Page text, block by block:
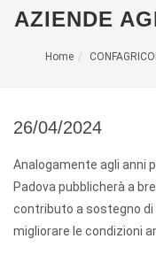
AZIENDE
Home
26/04/2024
Analogamente agli anni
Padova pubblicherà a
contributo a sostegno
migliorare le condizioni